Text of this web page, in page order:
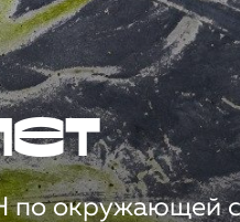
по окружающей